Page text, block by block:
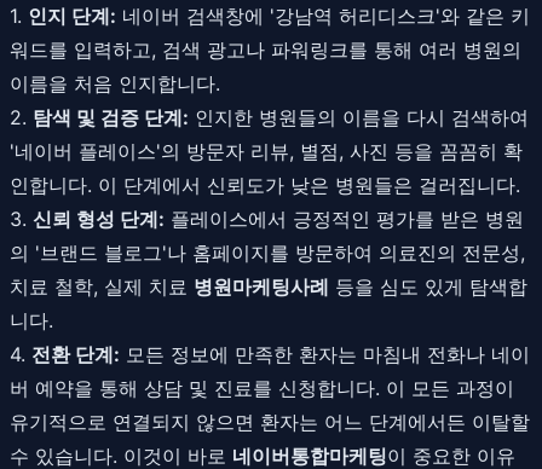
1. 인지 단계: 네이버 검색창에 '강남역 허리디스크'와 같은 키
워드를 입력하고, 검색 광고나 파워링크를 통해 여러 병원의
이름을 처음 인지합니다.
2. 탐색 및 검증 단계: 인지한 병원들의 이름을 다시 검색하여
'네이버 플레이스'의 방문자 리뷰, 별점, 사진 등을 꼼꼼히 확
인합니다. 이 단계에서 신뢰도가 낮은 병원들은 걸러집니다.
3. 신뢰 형성 단계: 플레이스에서 긍정적인 평가를 받은 병원
의 '브랜드 블로그'나 홈페이지를 방문하여 의료진의 전문성,
치료 철학, 실제 치료 병원마케팅사례 등을 심도 있게 탐색합
니다.
4. 전환 단계: 모든 정보에 만족한 환자는 마침내 전화나 네이
버 예약을 통해 상담 및 진료를 신청합니다. 이 모든 과정이
유기적으로 연결되지 않으면 환자는 어느 단계에서든 이탈할
수 있습니다. 이것이 바로 네이버통합마케팅이 중요한 이유